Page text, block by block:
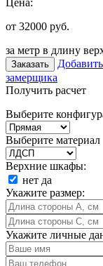
от 32000 руб.
за метр в длину
Заказать
замерщика
Получить расчет
Выберите
Выберите материал
Верхние шкафы:
нет да
Укажите размер:
Укажите личные